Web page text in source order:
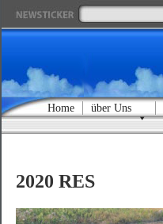
Home über Uns
2020 RES